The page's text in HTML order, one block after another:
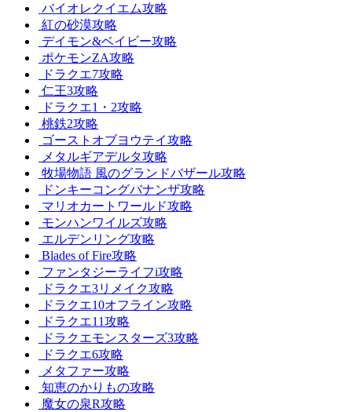
バイオレクイエム攻略
紅の砂漠攻略
デイモン&ベイビー攻略
ポケモンZA攻略
ドラクエ7攻略
仁王3攻略
ドラクエ1・2攻略
桃鉄2攻略
ゴーストオブヨウテイ攻略
メタルギアデルタ攻略
牧場物語 風のグランドバザール攻略
ドンキーコングバナンザ攻略
マリオカートワールド攻略
モンハンワイルズ攻略
エルデンリング攻略
Blades of Fire攻略
ファンタジーライフi攻略
ドラクエ3リメイク攻略
ドラクエ10オフライン攻略
ドラクエ11攻略
ドラクエモンスターズ3攻略
ドラクエ6攻略
メタファー攻略
知恵のかりもの攻略
魔女の泉R攻略